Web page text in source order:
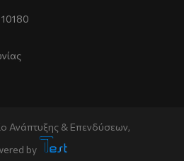
Ανάπτυξης & Επενδύσεων,
by